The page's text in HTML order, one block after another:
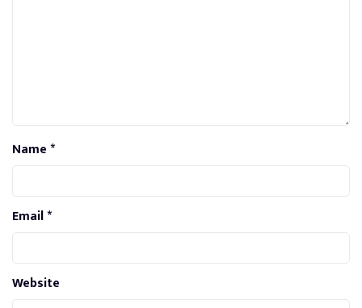
Name*
Email*
Website